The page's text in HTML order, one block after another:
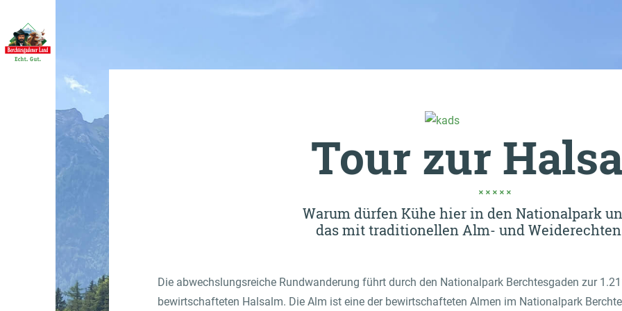
Rahm / Sahne
Joghurt
PRODUKTE FOR
Tiere / Tierwohl
Nachhaltige Verpackung
Historie
Fairness
Landwirt:innen Portal
Wissenswertes & Wichtiges
Tour zur
Warum dürfen Kühe hier in den Nationalpark
das mit traditionellen Alm- und
Die abwechslungsreiche Rundwanderung führt durch den Nationalpark Berchtesgaden zur
bewirtschafteten Halsalm. Die Alm ist eine der bewirtschafteten Almen im Nationalpark